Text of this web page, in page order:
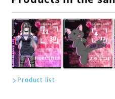
Product list